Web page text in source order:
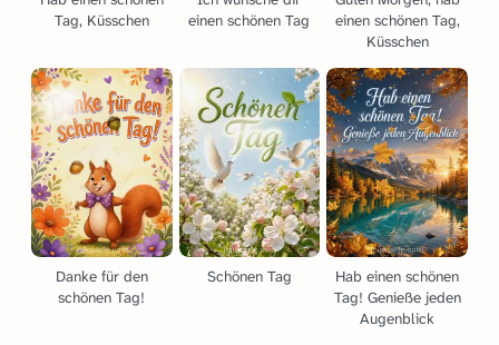
Tag, Küsschen
einen schönen Tag
einen schönen Tag,
Küsschen
Danke für den
schönen Tag!
Schönen Tag
Hab einen schönen
Tag! Genieße jeden
Augenblick